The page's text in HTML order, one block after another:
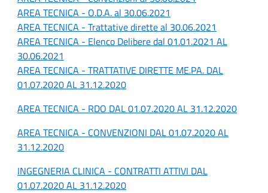
AREA TECNICA - O.D.A. al 30.06.2021
AREA TECNICA - Trattative dirette al 30.06.2021
AREA TECNICA - Elenco Delibere dal 01.01.2021 AL
30.06.2021
AREA TECNICA - TRATTATIVE DIRETTE ME.PA. DAL
01.07.2020 AL 31.12.2020
AREA TECNICA - RDO DAL 01.07.2020 AL 31.12.2020
AREA TECNICA - CONVENZIONI DAL 01.07.2020 AL
31.12.2020
INGEGNERIA CLINICA - CONTRATTI ATTIVI DAL
01.07.2020 AL 31.12.2020